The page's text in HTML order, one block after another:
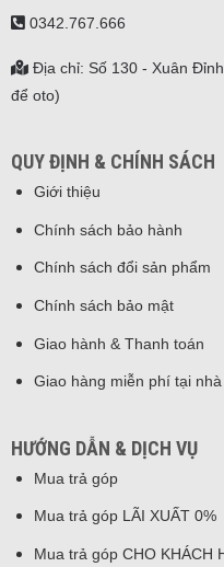
0342.767.666
Địa chỉ: Số 130 - Xuân
để oto)
QUY ĐỊNH & CHÍNH SÁCH
Giới thiệu
Chính sách bảo hành
Chính sách đổi sản phẩm
Chính sách bảo mật
Giao hành & Thanh toán
Giao hàng miễn phí tại nhà
HƯỚNG DẪN & DỊCH VỤ
Mua trả góp
Mua trả góp LÃI XUẤT 0%
Mua trả góp CHO KHÁCH